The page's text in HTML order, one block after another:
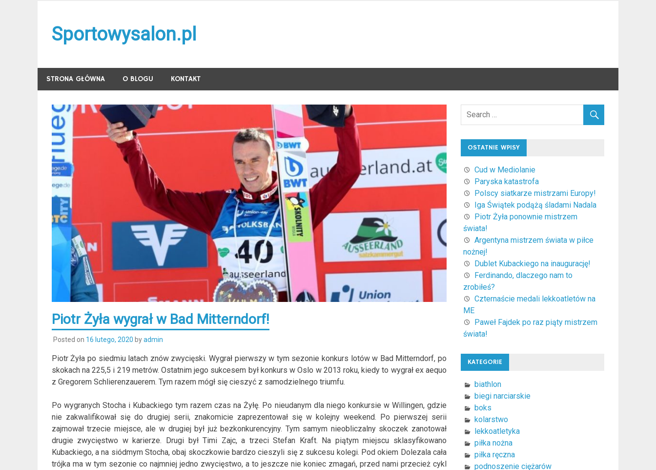
contentSportowysalon.pl
STRONA GŁÓWNA O BLOGU KONTAKT
Piotr Żyła wygrał w Bad Mitterndorf!
Posted on 16 lutego, 2020 byadmin
Piotr Żyła po siedmiu latach znów zwycięski. Wygrał pierwszy w tym sezonie konkurs lotów w Bad Mitterndorf, po
skokach na 225,5 i 219 metrów. Ostatnim jego sukcesem był konkurs w Oslo w 2013 roku, kiedy to wygrał ex aequo
z Gregorem Schlierenzauerem. Tym razem mógł się cieszyć z samodzielnego triumfu.
Po wygranych Stocha i Kubackiego tym razem czas na Żyłę. Po nieudanym dla niego konkursie w Willingen, gdzie
nie zakwalifikował się do drugiej serii, znakomicie zaprezentował się w kolejny weekend. Po pierwszej serii
zajmował trzecie miejsce, ale w drugiej był już bezkonkurencyjny. Tym samym nieobliczalny skoczek zanotował
drugie zwycięstwo w karierze. Drugi był Timi Zajc, a trzeci Stefan Kraft. Na piątym miejscu sklasyfikowano
Kubackiego, a na siódmym Stocha, obaj skoczkowie bardzo cieszyli się z sukcesu kolegi. Pod okiem Dolezala cała
trójka ma w tym sezonie co najmniej jedno zwycięstwo, a to jeszcze nie koniec zmagań, przed nami przecież cykl
OSTATNIE WPISY
Cud w Mediolanie
Paryska katastrofa
Polscy siatkarze mistrzami Europy!
Iga Świątek podążą śladami Nadala
Piotr Żyła ponownie mistrzem
świata!
Argentyna mistrzem świata w piłce
nożnej!
Dublet Kubackiego na inaugurację!
Ferdinando, dlaczego nam to
zrobiłeś?
Czternaście medali lekkoatletów na
ME
Paweł Fajdek po raz piąty mistrzem
świata!
KATEGORIE
biathlon
biegi narciarskie
boks
kolarstwo
lekkoatletyka
piłka nożna
piłka ręczna
podnoszenie ciężarów